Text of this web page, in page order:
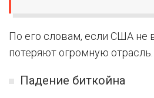
По его словам, если США не
потеряют огромную отрасль.
Падение биткойна